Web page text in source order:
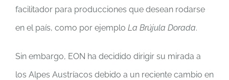
facilitador para producciones que desean rodarse
en el país, como por ejemplo La Brújula Dorada.
Sin embargo, EON ha decidido dirigir su mirada a
los Alpes Austríacos debido a un reciente cambio en